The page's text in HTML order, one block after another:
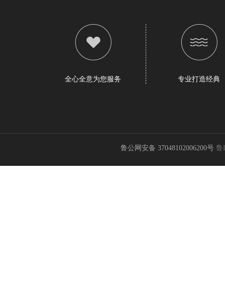
全心全意为您服务 专业打造经典
鲁公网安备 37048102006200号 鲁